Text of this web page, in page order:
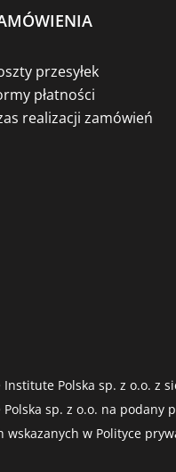
przesyłek
płatności
realizacji zamówień
Polska sp. z o.o. z
sp. z o.o. na podany
w Polityce